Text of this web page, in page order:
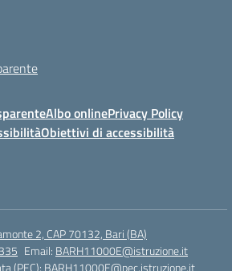
Albo onlinePrivacy Policy
Obiettivi di accessibilità
2, CAP 70132, Bari (BA)
Email: BARH11000E@istruzione.it
(PEC): BARH11000E@pec.istruzione.it